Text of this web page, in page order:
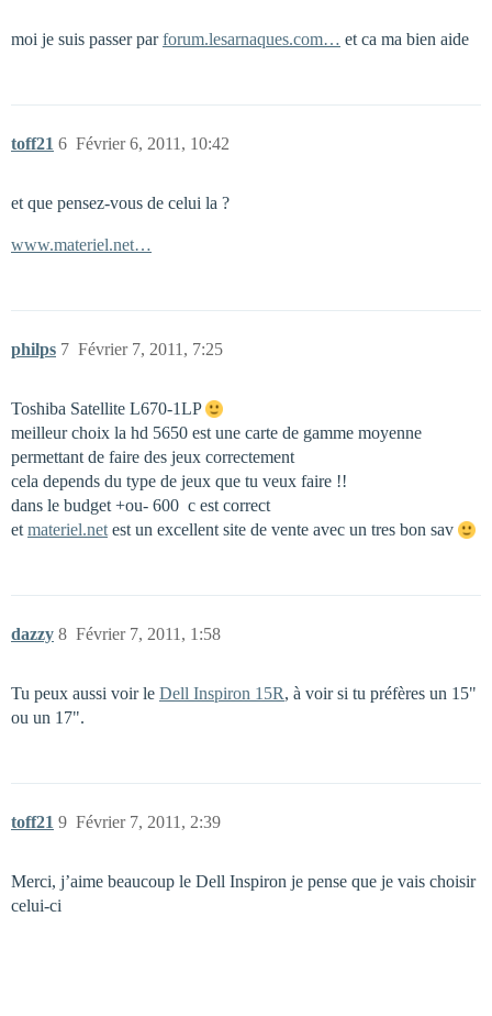
moi je suis passer parforum.lesarnaques.com… et ca ma bien aide
toff21 Février 6, 2011, 10:42
6
et que pensez-vous de celui la ?
www.materiel.net…
philps Février 7, 2011, 7:25
7
Toshiba Satellite L670-1LP
meilleur choix la hd 5650 est une carte de gamme moyenne
permettant de faire des jeux correctement
cela depends du type de jeux que tu veux faire !!
dans le budget +ou- 600  c est correct
et materiel.net est un excellent site de vente avec un tres bon sav
dazzy Février 7, 2011, 1:58
8
Tu peux aussi voir le Dell Inspiron 15R, à voir si tu préfères un 15"
ou un 17".
toff21 Février 7, 2011, 2:39
9
Merci, j’aime beaucoup le Dell Inspiron je pense que je vais choisir
celui-ci